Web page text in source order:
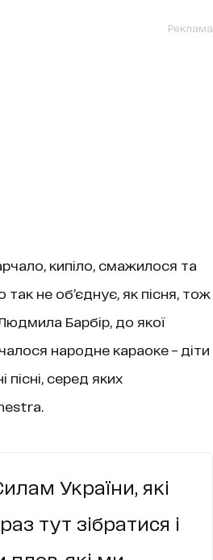
Реклама
кипіло, смажилося та
так не об’єднує, як пісня, тож
Барбір, до якої
народне караоке – діти
пісні, серед яких
України, які
тут зібратися і